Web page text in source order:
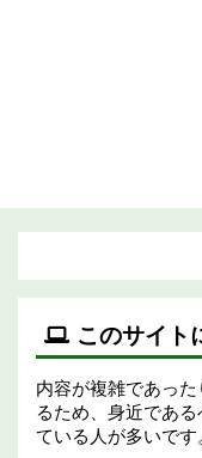
このサイト
内容が複雑であっ
るため、身近であ
ている人が多いです